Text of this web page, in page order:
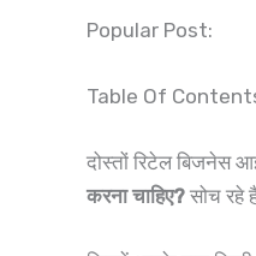
Popular Post:
Table Of
दोस्तों रिटेल बिजनेस
करना चाहिए? सोच रहे